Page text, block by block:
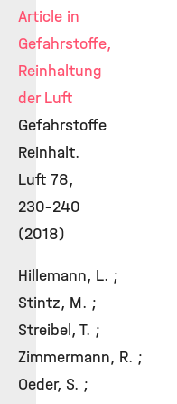
Article in
Gefahrstoffe,
Reinhaltung
der Luft
Gefahrstoffe
Reinhalt.
Luft 78,
230-240
(2018)
Hillemann, L. ;
Stintz, M. ;
Streibel, T. ;
Zimmermann, R. ;
Oeder, S. ;